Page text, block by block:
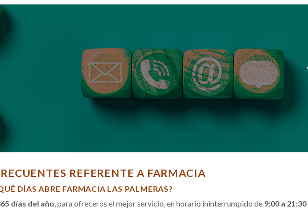
REFERENTE A FARMACIA
DÍAS ABRE FARMACIA LAS PALMERAS?
días del año, para ofreceros el mejor servicio, en horario ininterrumpido de 9:00 a